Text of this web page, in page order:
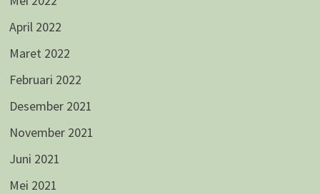
April 2022
Maret 2022
Februari 2022
Desember 2021
November 2021
Juni 2021
Mei 2021